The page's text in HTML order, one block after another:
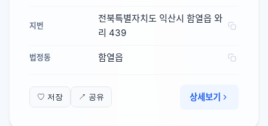
지번
전북특별자치도 익산시 함열읍 와
리 439
법정동 함열읍
♡ 저장 ↗ 공유 상세보기